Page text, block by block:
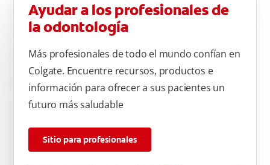
Ayudar a los profesionales de
la odontología
Más profesionales de todo el mundo confían en
Colgate. Encuentre recursos, productos e
información para ofrecer a sus pacientes un
futuro más saludable
Sitio para profesionales